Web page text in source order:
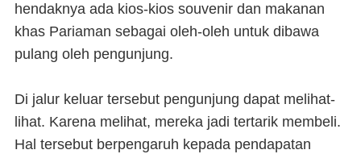
hendaknya ada kios-kios souvenir dan makanan
khas Pariaman sebagai oleh-oleh untuk dibawa
pulang oleh pengunjung.
Di jalur keluar tersebut pengunjung dapat melihat-
lihat. Karena melihat, mereka jadi tertarik membeli.
Hal tersebut berpengaruh kepada pendapatan